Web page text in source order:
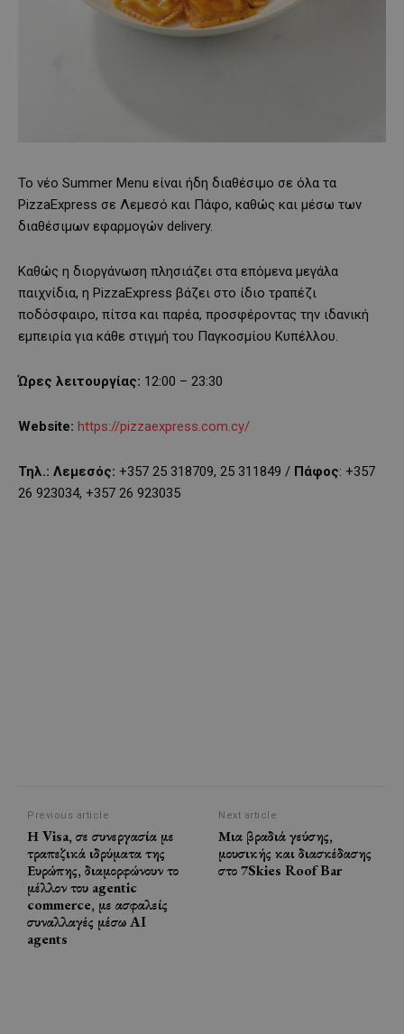
Το νέο Summer Menu είναι ήδη διαθέσιμο σε όλα τα
PizzaExpress σε Λεμεσό και Πάφο, καθώς και μέσω των
διαθέσιμων εφαρμογών delivery.
Καθώς η διοργάνωση πλησιάζει στα επόμενα μεγάλα
παιχνίδια, η PizzaExpress βάζει στο ίδιο τραπέζι
ποδόσφαιρο, πίτσα και παρέα, προσφέροντας την ιδανική
εμπειρία για κάθε στιγμή του Παγκοσμίου Κυπέλλου.
Ώρες λειτουργίας: 12:00 – 23:30
Website: https://pizzaexpress.com.cy/
Τηλ.: Λεμεσός: +357 25 318709, 25 311849 / Πάφος: +357
26 923034, +357 26 923035
Previous article
Η Visa, σε συνεργασία με
τραπεζικά ιδρύματα της
Ευρώπης, διαμορφώνουν το
μέλλον του agentic
commerce, με ασφαλείς
συναλλαγές μέσω AI
agents
Next article
Μια βραδιά γεύσης,
μουσικής και διασκέδασης
στο 7Skies Roof Bar